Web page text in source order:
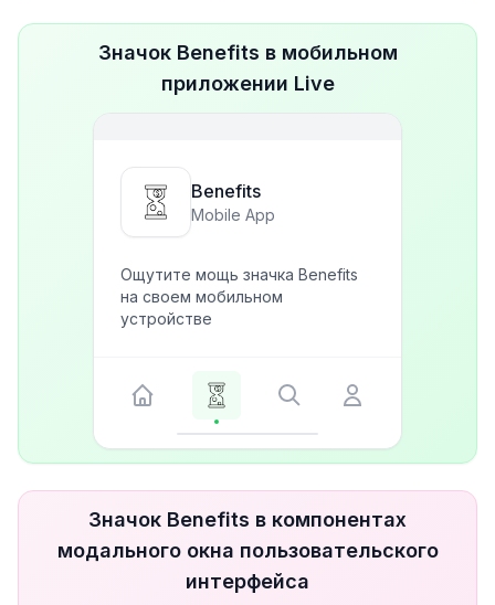
Значок Benefits в мобильном
приложении Live
Benefits
Mobile App
Ощутите мощь значка Benefits
на своем мобильном
устройстве
Значок Benefits в компонентах
модального окна пользовательского
интерфейса